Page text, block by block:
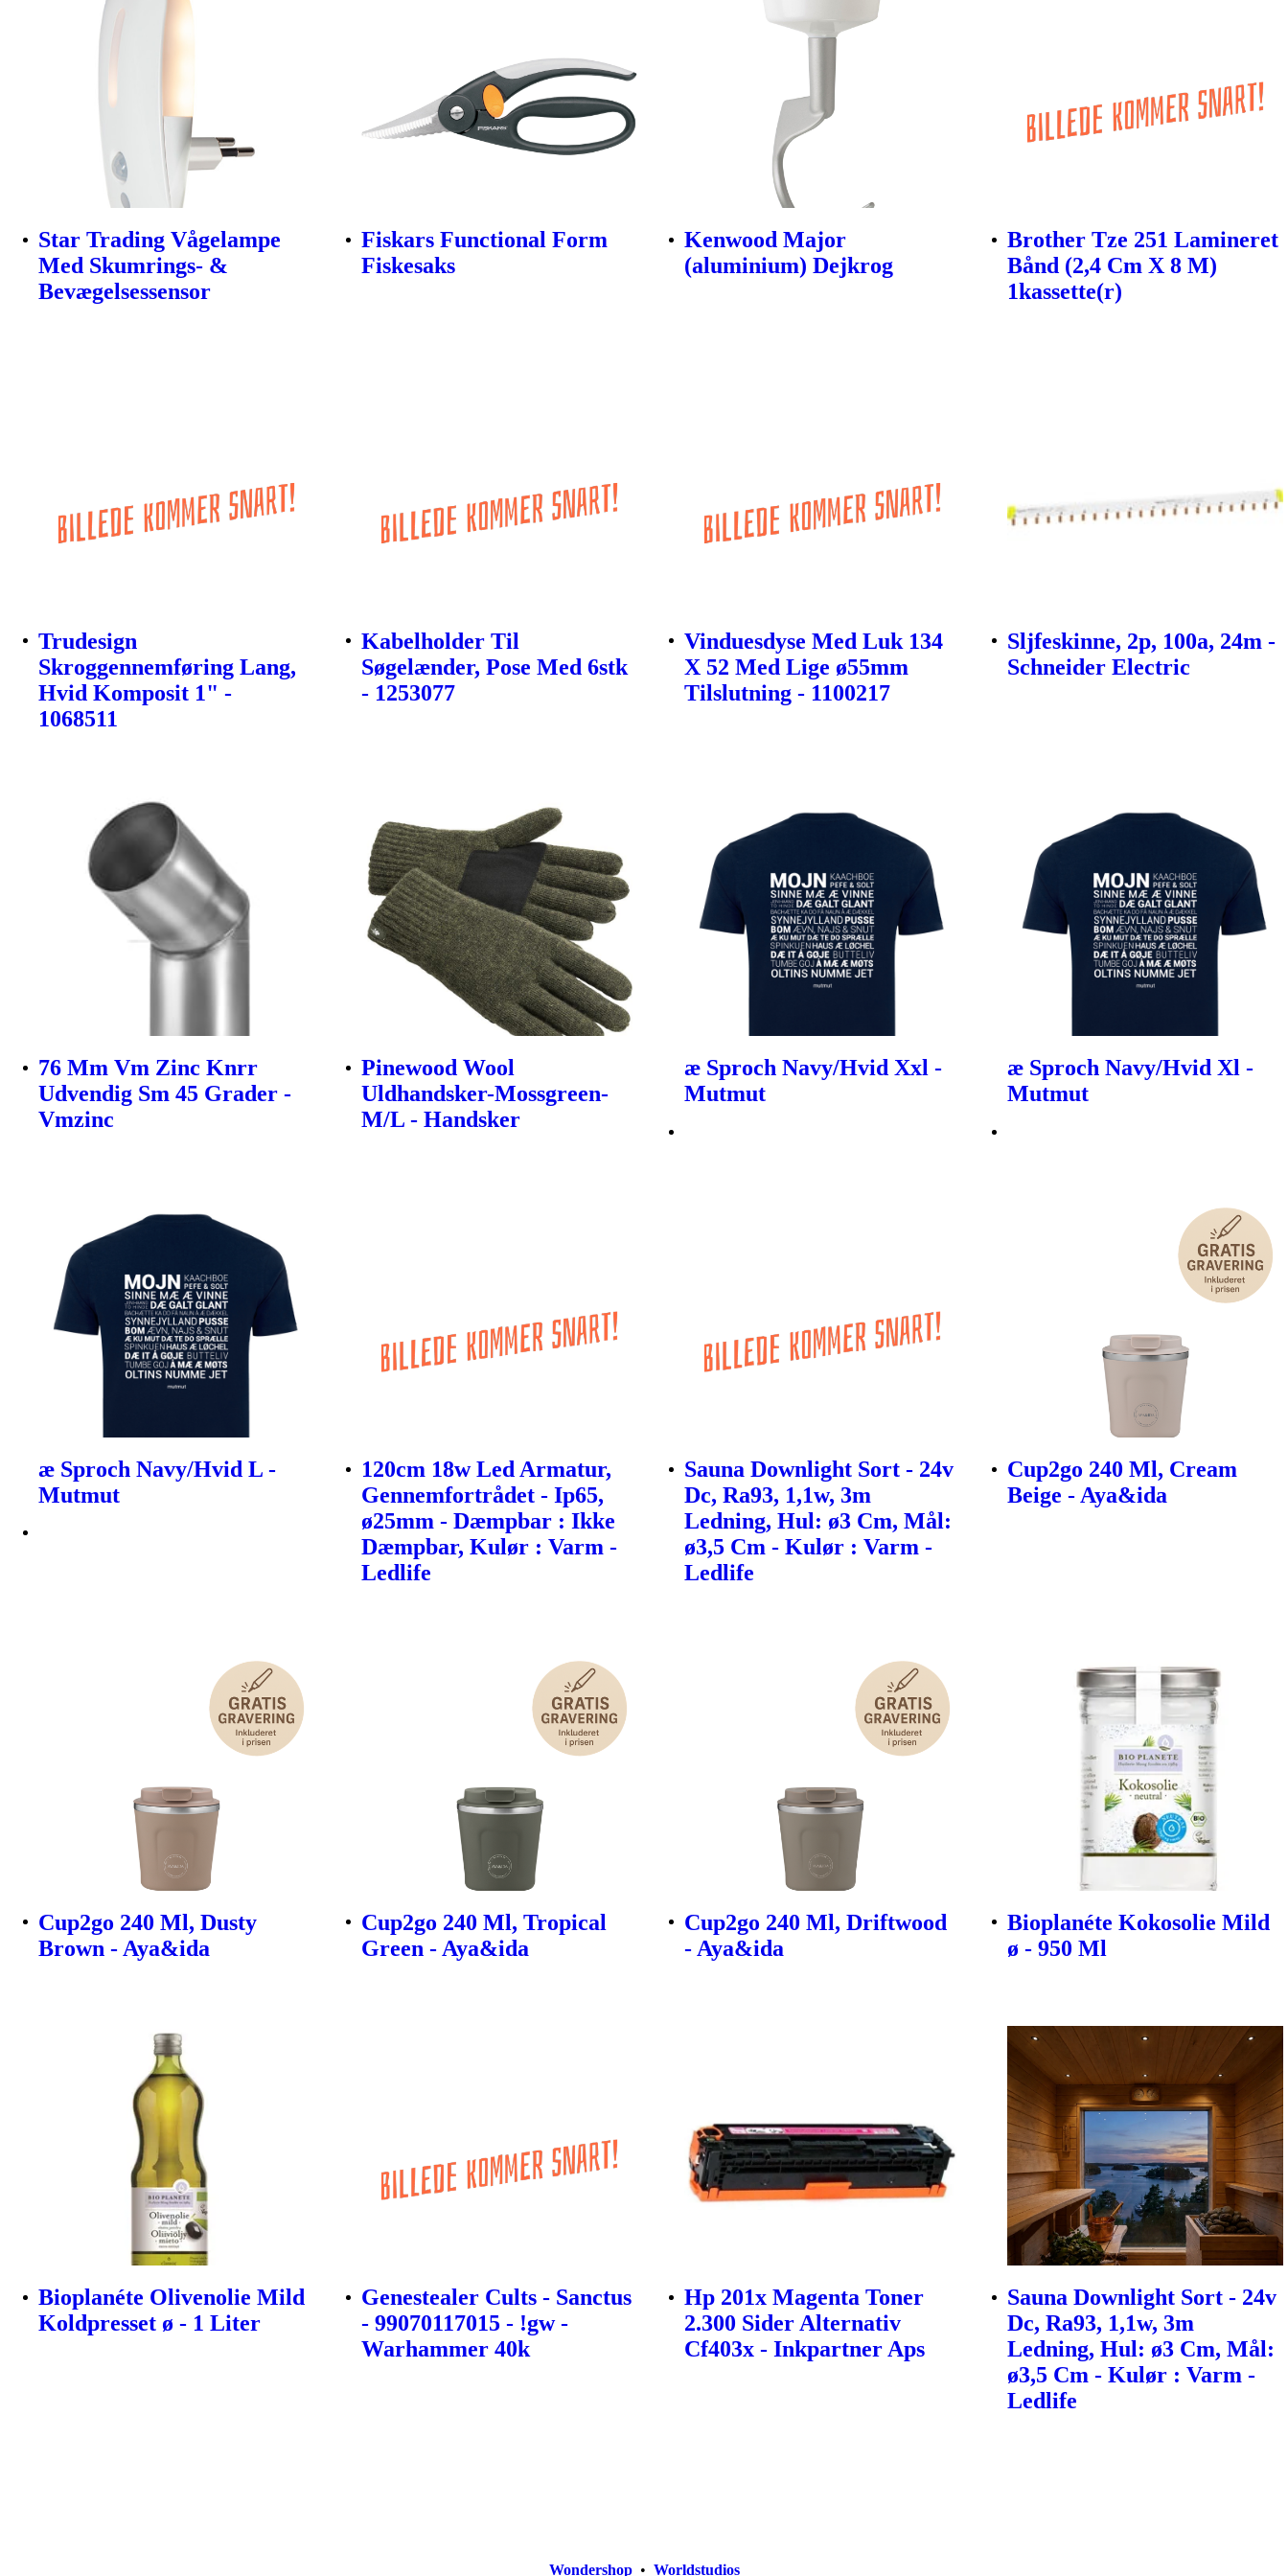
Star Trading Vågelampe
Med Skumrings- &
Bevægelsessensor
Fiskars Functional Form
Fiskesaks
Kenwood Major
(aluminium) Dejkrog
Brother Tze 251 Lamineret
Bånd (2,4 Cm X 8 M)
1kassette(r)
Trudesign
Skroggennemføring Lang,
Hvid Komposit 1" -
1068511
Kabelholder Til
Søgelænder, Pose Med 6stk
- 1253077
Vinduesdyse Med Luk 134
X 52 Med Lige ø55mm
Tilslutning - 1100217
Sljfeskinne, 2p, 100a, 24m -
Schneider Electric
76 Mm Vm Zinc Knrr
Udvendig Sm 45 Grader -
Vmzinc
Pinewood Wool
Uldhandsker-Mossgreen-
M/L - Handsker
æ Sproch Navy/Hvid Xxl -
Mutmut
æ Sproch Navy/Hvid Xl -
Mutmut
æ Sproch Navy/Hvid L -
Mutmut
120cm 18w Led Armatur,
Gennemfortrådet - Ip65,
ø25mm - Dæmpbar : Ikke
Dæmpbar, Kulør : Varm -
Ledlife
Sauna Downlight Sort - 24v
Dc, Ra93, 1,1w, 3m
Ledning, Hul: ø3 Cm, Mål:
ø3,5 Cm - Kulør : Varm -
Ledlife
Cup2go 240 Ml, Cream
Beige - Aya&ida
Cup2go 240 Ml, Dusty
Brown - Aya&ida
Cup2go 240 Ml, Tropical
Green - Aya&ida
Cup2go 240 Ml, Driftwood
- Aya&ida
Bioplanéte Kokosolie Mild
ø - 950 Ml
Bioplanéte Olivenolie Mild
Koldpresset ø - 1 Liter
Genestealer Cults - Sanctus
- 99070117015 - !gw -
Warhammer 40k
Hp 201x Magenta Toner
2.300 Sider Alternativ
Cf403x - Inkpartner Aps
Sauna Downlight Sort - 24v
Dc, Ra93, 1,1w, 3m
Ledning, Hul: ø3 Cm, Mål:
ø3,5 Cm - Kulør : Varm -
Ledlife
Wondershop• Worldstudios